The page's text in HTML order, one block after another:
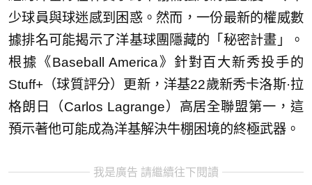
少球員與球迷感到困惑。然而，一份最新的權威數
據排名可能揭示了洋基球團隱藏的「秘密計畫」。
根據《Baseball America》針對百大新秀投手的
Stuff+（球質評分）更新，洋基22歲新秀卡洛斯·拉
格朗日（Carlos Lagrange）高居全聯盟第一，這
預示著他可能成為洋基解決牛棚困境的終極武器。
我是廣告 請繼續往下閱讀